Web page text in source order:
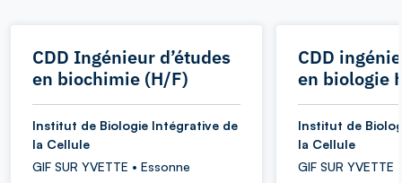
CDD Ingénieur d’études
en biochimie (H/F)
Institut de Biologie Intégrative de
la Cellule
GIF SUR YVETTE • Essonne
CDD
en biologie
Institut de
la Cellule
GIF SUR YVETTE